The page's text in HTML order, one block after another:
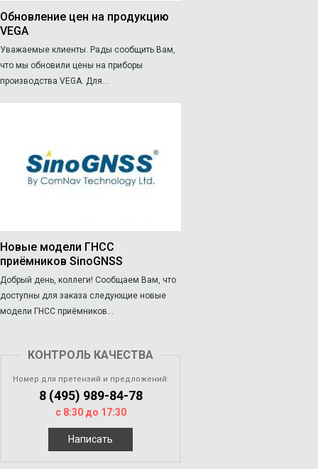
Обновление цен на продукцию
VEGA
Уважаемые клиенты. Рады сообщить Вам,
что мы обновили цены на приборы
производства VEGA. Для...
Новые модели ГНСС
приёмников SinoGNSS
Добрый день, коллеги! Сообщаем Вам, что
доступны для заказа следующие новые
модели ГНСС приёмников...
КОНТРОЛЬ КАЧЕСТВА
Номер для претензий и предложений:
8 (495) 989-84-78
с 8:30 до 17:30
Написать